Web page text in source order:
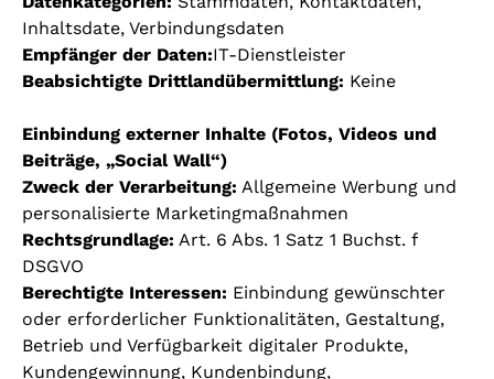
Inhaltsdate, Verbindungsdaten
Empfänger der Daten:IT-Dienstleister
Beabsichtigte Drittlandübermittlung: Keine
Einbindung externer Inhalte (Fotos, Videos und
Beiträge, „Social Wall“)
Zweck der Verarbeitung: Allgemeine Werbung und
personalisierte Marketingmaßnahmen
Rechtsgrundlage: Art. 6 Abs. 1 Satz 1 Buchst. f
DSGVO
Berechtigte Interessen: Einbindung gewünschter
oder erforderlicher Funktionalitäten, Gestaltung,
Betrieb und Verfügbarkeit digitaler Produkte,
Kundengewinnung, Kundenbindung,